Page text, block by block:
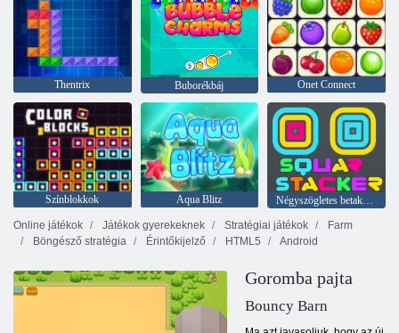
Thentrix Buborékbáj Onet Connect
Színblokkok Aqua Blitz
Négyszögletes betakarító
Online játékok
Játékok gyerekeknek Stratégiai játékok
Farm
Böngésző stratégia
Érintőkijelző HTML5 Android
Goromba pajta
Bouncy Barn